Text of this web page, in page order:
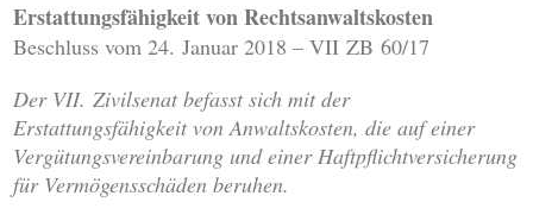
Erstattungsfähigkeit von Rechtsanwaltskosten
Beschluss vom 24. Januar 2018 – VII ZB 60/17
Der VII. Zivilsenat befasst sich mit der
Erstattungsfähigkeit von Anwaltskosten, die auf einer
Vergütungsvereinbarung und einer Haftpflichtversicherung
für Vermögensschäden beruhen.